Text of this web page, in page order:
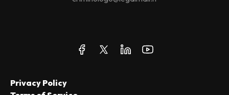
Privacy Policy